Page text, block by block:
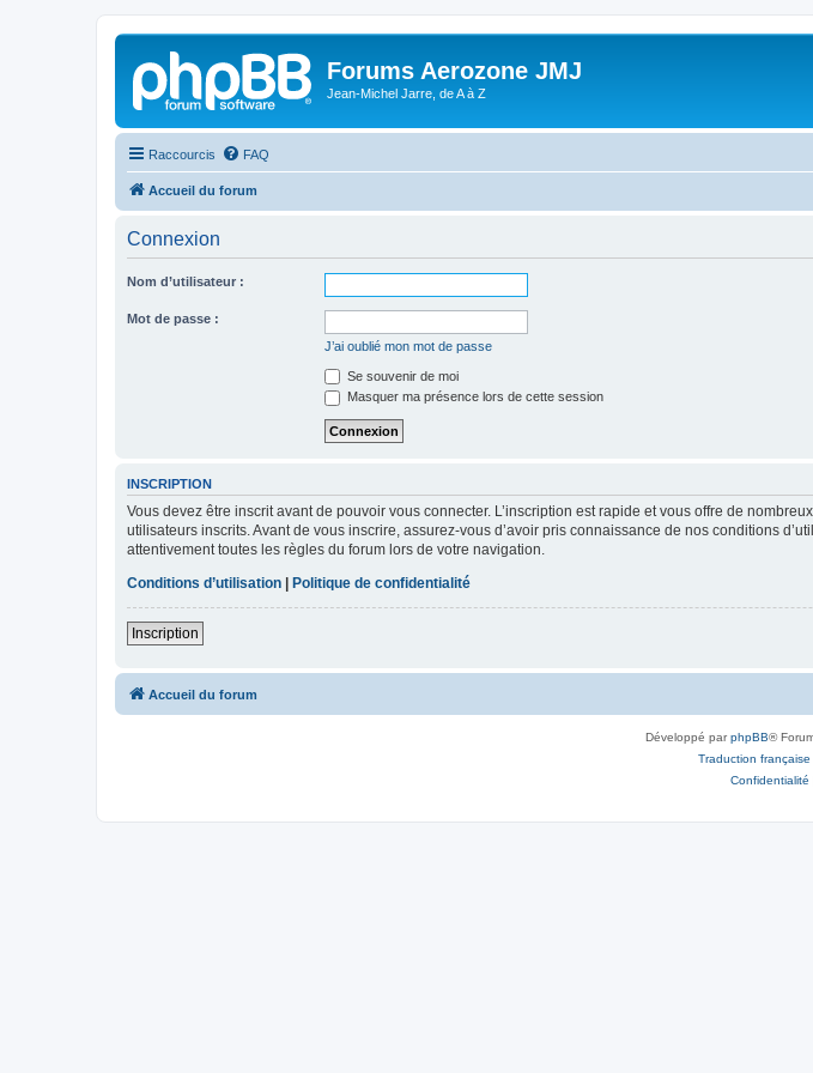
Forums Aerozone JMJ
Jean-Michel Jarre, de A à Z
Raccourcis FAQ
Accueil du forum
Connexion
Nom d’utilisateur :
Mot de passe :
J’ai oublié mon mot de passe
Se souvenir de moi
Masquer ma présence lors de cette session
INSCRIPTION
Vous devez être inscrit avant de pouvoir vous connecter. L’inscription est rapide et vous offre de
utilisateurs inscrits. Avant de vous inscrire, assurez-vous d’avoir pris connaissance de nos conditions
attentivement toutes les règles du forum lors de votre navigation.
Conditions d’utilisation
Politique de confidentialité
Inscription
Accueil du forum
Développé parphpBB®
Traduction française
Confidentialité